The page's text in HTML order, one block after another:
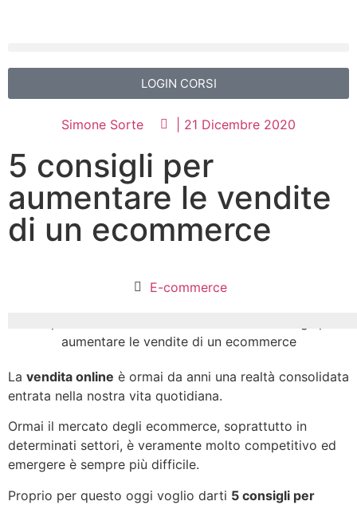
LOGIN CORSI
Simone Sorte 21 Dicembre 2020
5 consigli per
aumentare le vendite
di un ecommerce
E-commerce
La vendita online è ormai da anni una realtà consolidata
entrata nella nostra vita quotidiana.
Ormai il mercato degli ecommerce, soprattutto in
determinati settori, è veramente molto competitivo ed
emergere è sempre più difficile.
Proprio per questo oggi voglio darti 5 consigli per